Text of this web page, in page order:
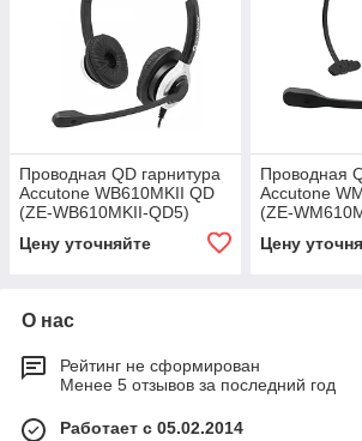
Проводная QD гарнитура
Accutone WB610MKII QD
(ZE-WB610MKII-QD5)
Цену уточняйте
Проводная
Accutone
(ZE-
Цену
О нас
Рейтинг не сформирован
Менее 5 отзывов за последний год
Работает с 05.02.2014